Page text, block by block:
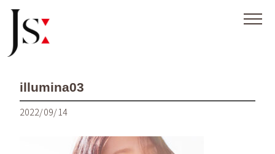
illumina03
2022/09/14